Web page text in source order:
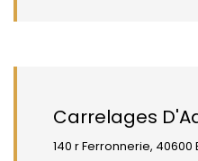
Carrelages
140 r Ferronnerie, 40600